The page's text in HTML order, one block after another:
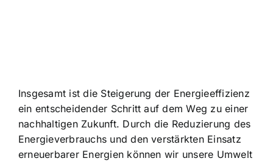
Insgesamt ist die Steigerung der Energieeffizienz
ein entscheidender Schritt auf dem Weg zu einer
nachhaltigen Zukunft. Durch die Reduzierung des
Energieverbrauchs und den verstärkten Einsatz
erneuerbarer Energien können wir unsere Umwelt